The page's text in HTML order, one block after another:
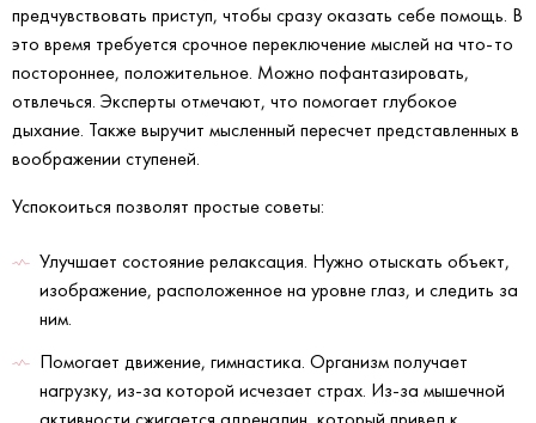
предчувствовать приступ, чтобы сразу оказать себе помощь. В
это время требуется срочное переключение мыслей на что-то
постороннее, положительное. Можно пофантазировать,
отвлечься. Эксперты отмечают, что помогает глубокое
дыхание. Также выручит мысленный пересчет представленных в
воображении ступеней.
Успокоиться позволят простые советы:
Улучшает состояние релаксация. Нужно отыскать объект,
изображение, расположенное на уровне глаз, и следить за
ним.
Помогает движение, гимнастика. Организм получает
нагрузку, из-за которой исчезает страх. Из-за мышечной